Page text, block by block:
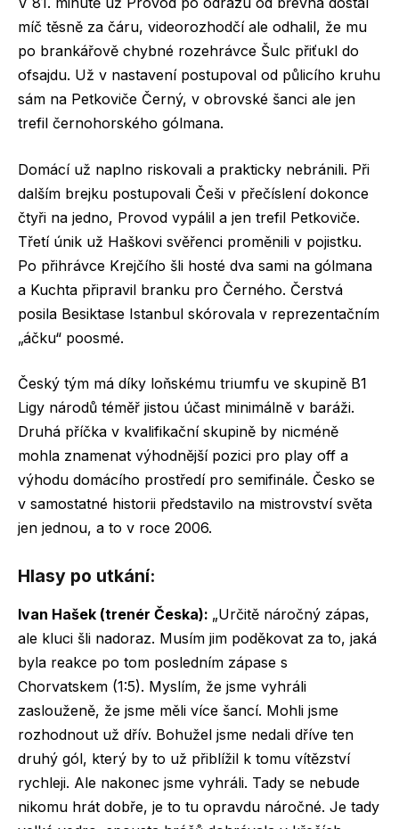
míč těsně za čáru, videorozhodčí ale odhalil, že mu
po brankářově chybné rozehrávce Šulc přiťukl do
ofsajdu. Už v nastavení postupoval od půlicího kruhu
sám na Petkoviče Černý, v obrovské šanci ale jen
trefil černohorského gólmana.
Domácí už naplno riskovali a prakticky nebránili. Při
dalším brejku postupovali Češi v přečíslení dokonce
čtyři na jedno, Provod vypálil a jen trefil Petkoviče.
Třetí únik už Haškovi svěřenci proměnili v pojistku.
Po přihrávce Krejčího šli hosté dva sami na gólmana
a Kuchta připravil branku pro Černého. Čerstvá
posila Besiktase Istanbul skórovala v reprezentačním
„áčku“ poosmé.
Český tým má díky loňskému triumfu ve skupině B1
Ligy národů téměř jistou účast minimálně v baráži.
Druhá příčka v kvalifikační skupině by nicméně
mohla znamenat výhodnější pozici pro play off a
výhodu domácího prostředí pro semifinále. Česko se
v samostatné historii představilo na mistrovství světa
jen jednou, a to v roce 2006.
Hlasy po utkání:
Ivan Hašek (trenér Česka): „Určitě náročný zápas,
ale kluci šli nadoraz. Musím jim poděkovat za to, jaká
byla reakce po tom posledním zápase s
Chorvatskem (1:5). Myslím, že jsme vyhráli
zaslouženě, že jsme měli více šancí. Mohli jsme
rozhodnout už dřív. Bohužel jsme nedali dříve ten
druhý gól, který by to už přiblížil k tomu vítězství
rychleji. Ale nakonec jsme vyhráli. Tady se nebude
nikomu hrát dobře, je to tu opravdu náročné. Je tady